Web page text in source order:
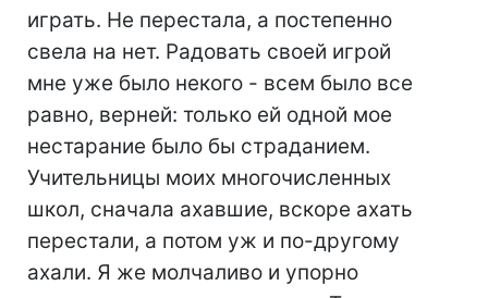
играть. Не перестала, а постепенно
свела на нет. Радовать своей игрой
мне уже было некого - всем было все
равно, верней: только ей одной мое
нестарание было бы страданием.
Учительницы моих многочисленных
школ, сначала ахавшие, вскоре ахать
перестали, а потом уж и по-другому
ахали. Я же молчаливо и упорно